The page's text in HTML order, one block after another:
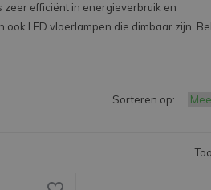
zeer efficiënt in energieverbruik en
ook LED vloerlampen die dimbaar zijn.
Sorteren op: